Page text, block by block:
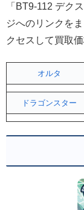
「BT9-112 デク
ジへのリンクを
クセスして買取
オルタ
ドラゴンスター